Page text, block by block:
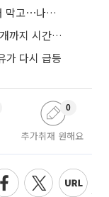
초대형 자동 파라솔 수백개로 뙤약볕 틀어 막고⋯나라별 폭염 생존법
일본 강진 사망자 28명⋯TSMC "생산 재개까지 시간 필요해"
가 다시 급등
추가취재 원해요
0